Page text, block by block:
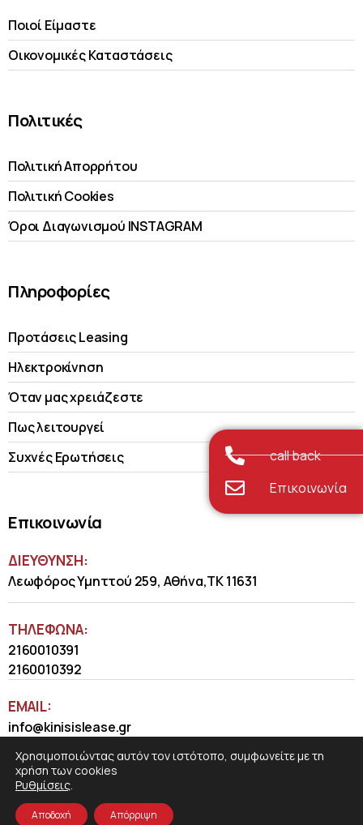
Ποιοί Είμαστε
Οικονομικές Kαταστάσεις
Πολιτικές
Πολιτική Απορρήτου
Πολιτική Cookies
Όροι Διαγωνισμού INSTAGRAM
Πληροφορίες
Προτάσεις Leasing
Ηλεκτροκίνηση
Όταν μας χρειάζεστε
Πως λειτουργεί
Συχνές Ερωτήσεις
Επικοινωνία
ΔΙΕΥΘΥΝΣΗ:
Λεωφόρος Υμηττού 259, Αθήνα,ΤΚ 11631
ΤΗΛΈΦΩΝΑ:
2160010391
2160010392
EMAIL:
info@kinisislease.gr
call back
Επικοινωνία
Χρησιμοποιώντας αυτόν τον ιστότοπο, συμφωνείτε με τη
χρήση των cookies
Ρυθμίσεις.
Αποδοχή Απόρριψη